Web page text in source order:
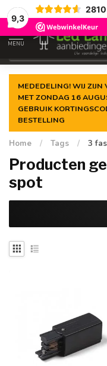
9,3
2810
Gegarandeerde de
MENU
MEDEDELING! WIJ
MET ZONDAG 16
GEBRUIK
BESTELLING
Home / Tags / 3
Producten
spot